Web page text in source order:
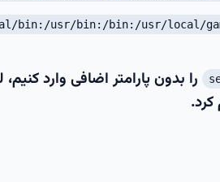
bin:/usr/bin:/bin:/usr/local/
را بدون پارامتر اضافی وارد